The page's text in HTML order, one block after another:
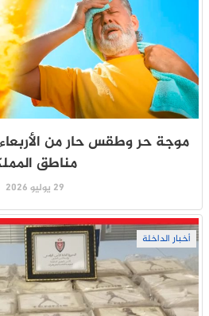
موجة حر وطقس حار من
مناطق
29 يوليو 2026
أخبار الداخلة